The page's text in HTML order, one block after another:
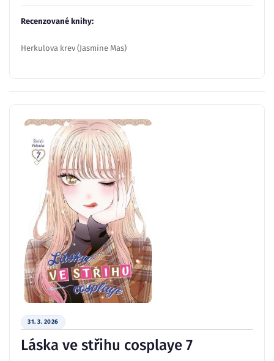
Recenzované knihy:
Herkulova krev (Jasmine Mas)
31. 3. 2026
Láska ve střihu cosplaye 7